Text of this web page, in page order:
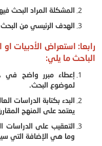
المشكلة المراد البحث
الهدف الرئيسي من
رابعا: استعراض الأدبيات
الباحث ما يلي:
إعطاء مبرر واضح في
لموضوع البحث.
البدء بكتابة الدراسات
يعتمد على المنهج
التعقيب على الدراسات
وما هي الإضافة التي